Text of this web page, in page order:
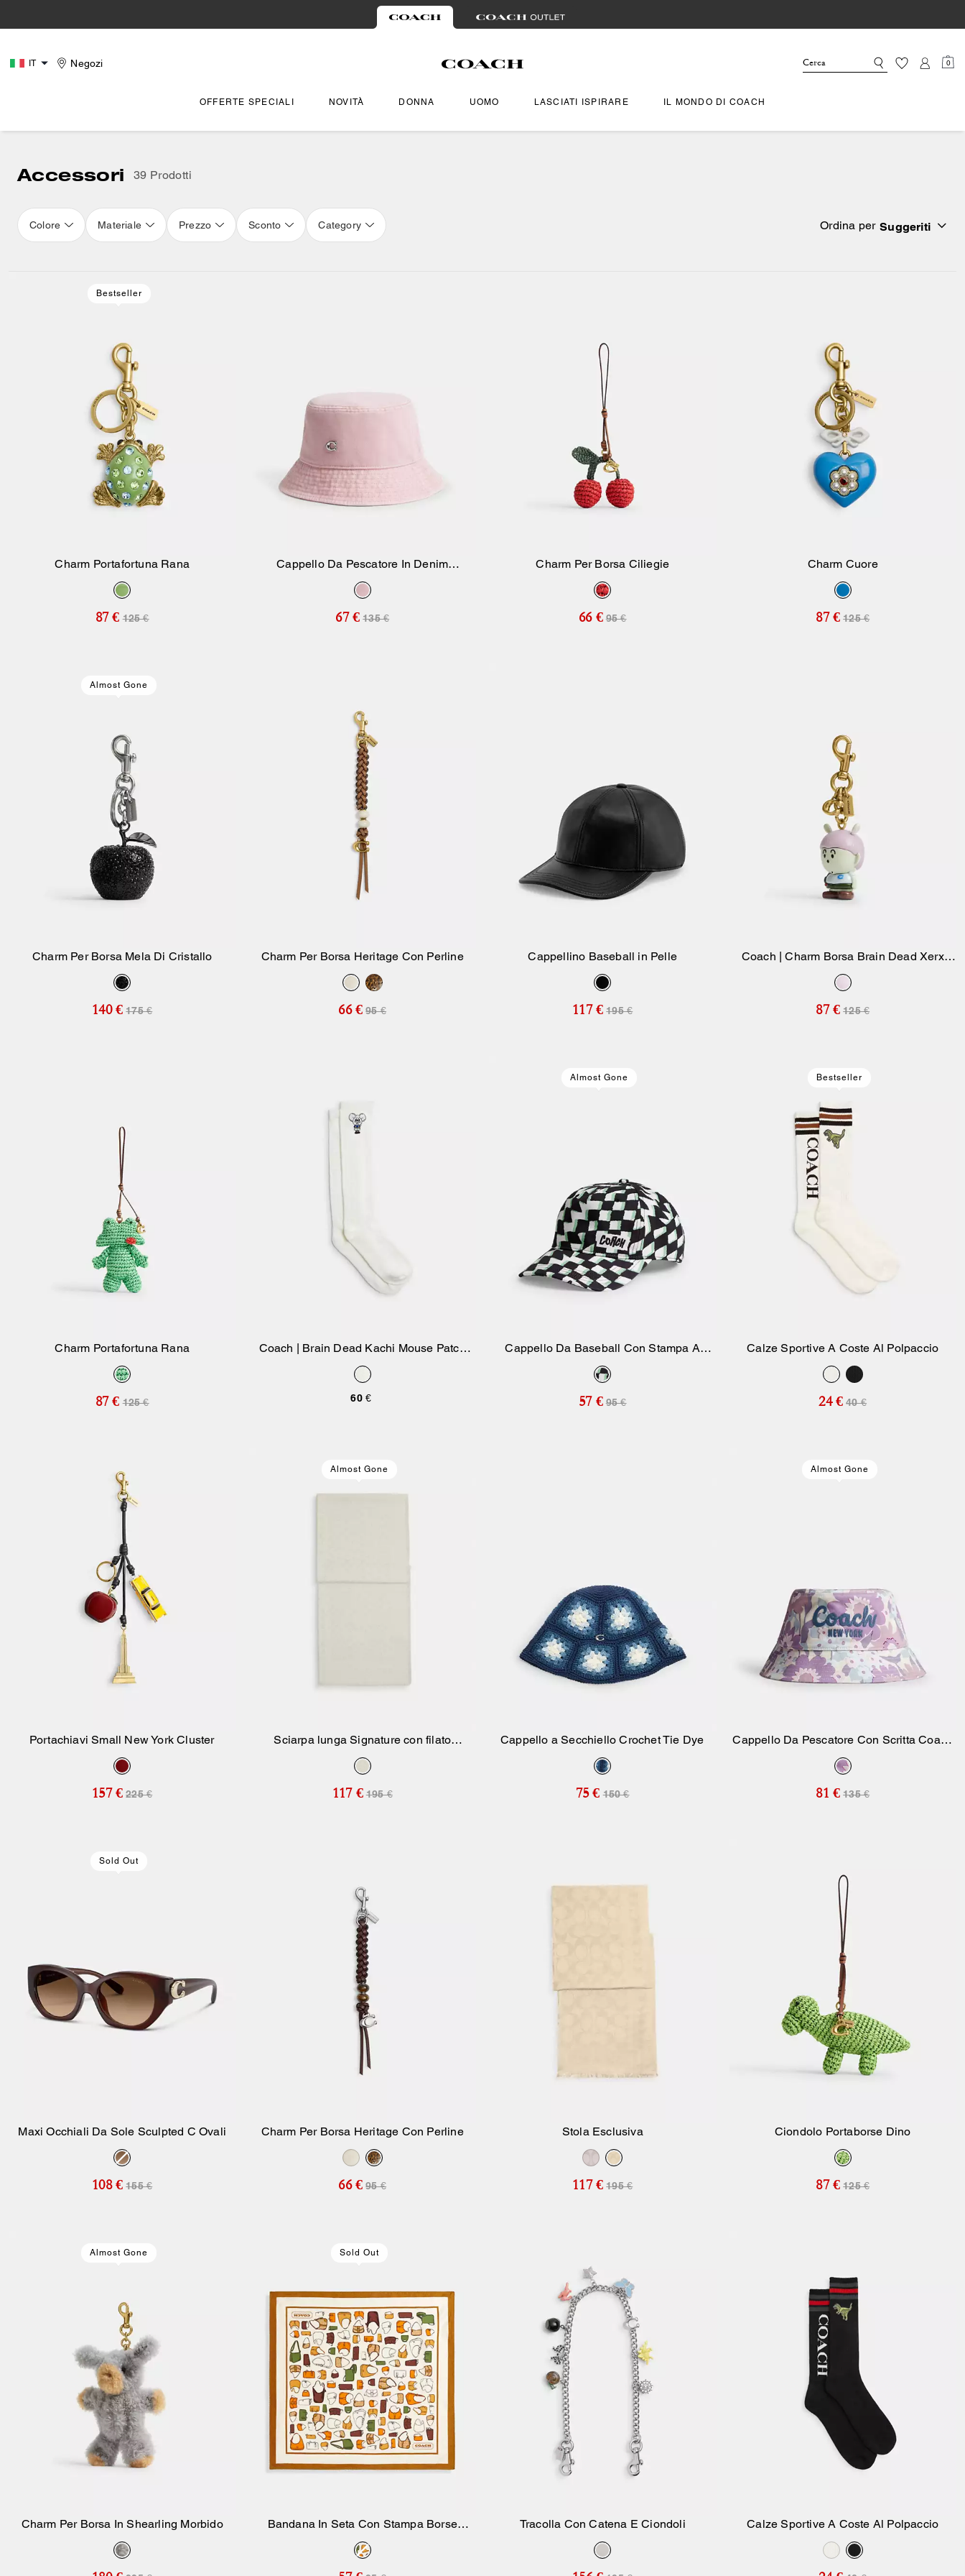
IT Negozi 0
OFFERTE SPECIALI NOVITÀ DONNA UOMO LASCIATI ISPIRARE IL MONDO DI COACH
Accessori 39 Prodotti
Colore Materiale Prezzo Sconto Category Ordina per Suggeriti
Bestseller
Charm Portafortuna Rana
87 € 125 €
Cappello Da Pescatore In Denim
Trapuntato
67 € 135 €
Aggiungi Al Carrello
Charm Per Borsa Ciliegie
66 € 95 €
Charm Cuore
87 € 125 €
Almost Gone
Charm Per Borsa Mela Di Cristallo
140 € 175 €
Aggiungi Al Carrello
Charm Per Borsa Heritage Con Perline
66 € 95 €
Cappellino Baseball in Pelle
117 € 195 €
Coach | Charm Borsa Brain Dead Xerx
Alien
87 € 125 €
Charm Portafortuna Rana
87 € 125 €
Coach | Brain Dead Kachi Mouse Patch
Lace Socks
60 €
Almost Gone
Cappello Da Baseball Con Stampa A
Scacchi Geometrica Ispirata Al Surf
57 € 95 €
Bestseller
Calze Sportive A Coste Al Polpaccio
24 € 40 €
Portachiavi Small New York Cluster
157 € 225 €
Almost Gone
Aggiungi Al Carrello
Sciarpa lunga Signature con filato
metallizzato
117 € 195 €
Cappello a Secchiello Crochet Tie Dye
75 € 150 €
Almost Gone
Cappello Da Pescatore Con Scritta Coach
E Stampa Floreale
81 € 135 €
Sold Out
Aggiungi Al Carrello
Maxi Occhiali Da Sole Sculpted C Ovali
108 € 155 €
Aggiungi Al Carrello
Charm Per Borsa Heritage Con Perline
66 € 95 €
Stola Esclusiva
117 € 195 €
Ciondolo Portaborse Dino
87 € 125 €
Almost Gone
Aggiungi Al Carrello
Charm Per Borsa In Shearling Morbido
Sold Out
Aggiungi Al Carrello
Bandana In Seta Con Stampa Borse
Coach Originals
Tracolla Con Catena E Ciondoli Calze Sportive A Coste Al Polpaccio